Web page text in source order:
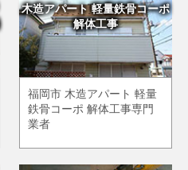
木造アパート 軽量鉄骨コーポ
解体工事
福岡市 木造アパート 軽量
鉄骨コーポ 解体工事専門
業者